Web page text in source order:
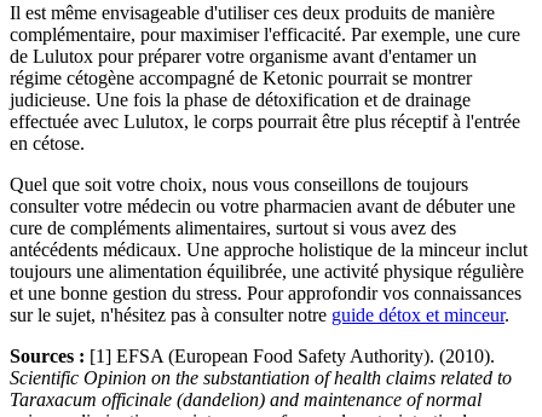
Il est même envisageable d'utiliser ces deux produits de manière
complémentaire, pour maximiser l'efficacité. Par exemple, une cure
de Lulutox pour préparer votre organisme avant d'entamer un
régime cétogène accompagné de Ketonic pourrait se montrer
judicieuse. Une fois la phase de détoxification et de drainage
effectuée avec Lulutox, le corps pourrait être plus réceptif à l'entrée
en cétose.
Quel que soit votre choix, nous vous conseillons de toujours
consulter votre médecin ou votre pharmacien avant de débuter une
cure de compléments alimentaires, surtout si vous avez des
antécédents médicaux. Une approche holistique de la minceur inclut
toujours une alimentation équilibrée, une activité physique régulière
et une bonne gestion du stress. Pour approfondir vos connaissances
sur le sujet, n'hésitez pas à consulter notre guide détox et minceur.
Sources : [1] EFSA (European Food Safety Authority). (2010).
Scientific Opinion on the substantiation of health claims related to
Taraxacum officinale (dandelion) and maintenance of normal